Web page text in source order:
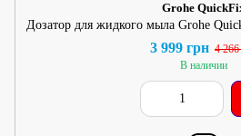
Grohe
Дозатор для жидкого мыла Grohe
3 999 грн 4 266
В наличии